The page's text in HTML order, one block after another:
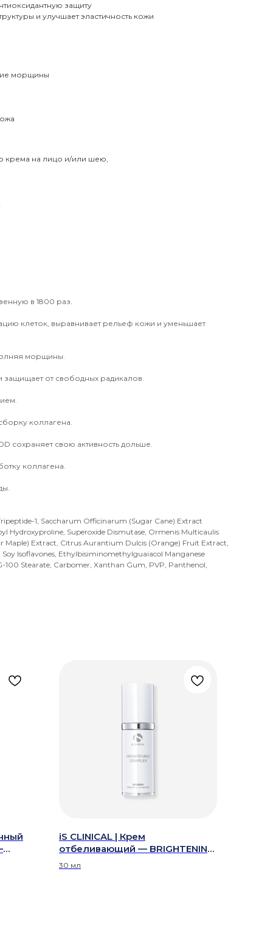
защиту
и улучшает эластичность кожи
морщины
крема на лицо и/или шею,
в 1800 раз.
клеток, выравнивает рельеф кожи и уменьшает
морщины.
защищает от свободных радикалов.
коллагена.
сохраняет свою активность дольше.
коллагена.
1, Saccharum Officinarum (Sugar Cane) Extract
Hydroxyproline, Superoxide Dismutase, Ormenis Multicaulis
Maple) Extract, Citrus Aurantium Dulcis (Orange) Fruit Extract,
Isoflavones, Ethylbisiminomethylguaiacol Manganese
100 Stearate, Carbomer, Xanthan Gum, PVP, Panthenol,
iS CLINICAL | Крем
отбеливающий — BRIGHTENING
COMPLEX
30 мл